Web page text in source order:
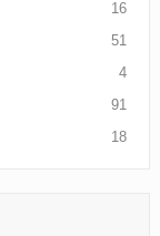
16
51
4
91
18